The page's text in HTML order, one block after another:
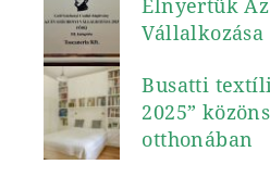
Elnyertük
Busatti
2025”
otthonában